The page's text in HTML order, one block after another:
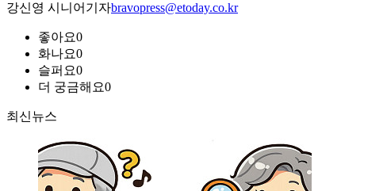
강신영 시니어기자bravopress@etoday.co.kr
좋아요0
화나요0
슬퍼요0
더 궁금해요0
최신뉴스